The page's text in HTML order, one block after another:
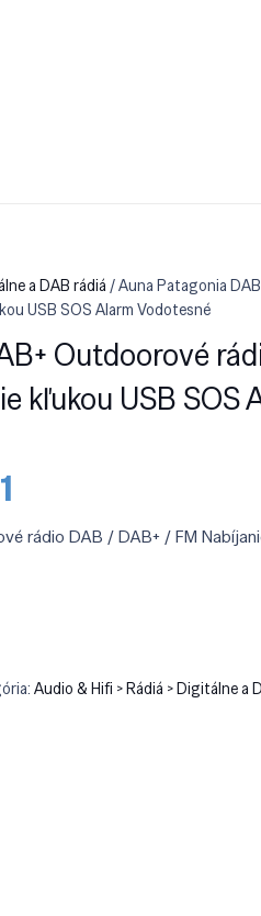
a DAB rádiá / Auna Patagonia
USB SOS Alarm Vodotesné
Outdoorové
kľukou USB SOS
je:
€46.31.
rádio DAB / DAB+ / FM
Audio & Hifi > Rádiá > Digitálne a